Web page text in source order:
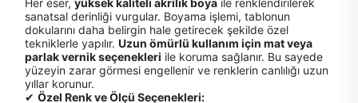
sanatsal derinliği vurgular. Boyama işlemi, tablonun
dokularını daha belirgin hale getirecek şekilde özel
tekniklerle yapılır. Uzun ömürlü kullanım için mat veya
parlak vernik seçenekleri ile koruma sağlanır. Bu sayede
yüzeyin zarar görmesi engellenir ve renklerin canlılığı uzun
yıllar korunur.
✔ Özel Renk ve Ölçü Seçenekleri: